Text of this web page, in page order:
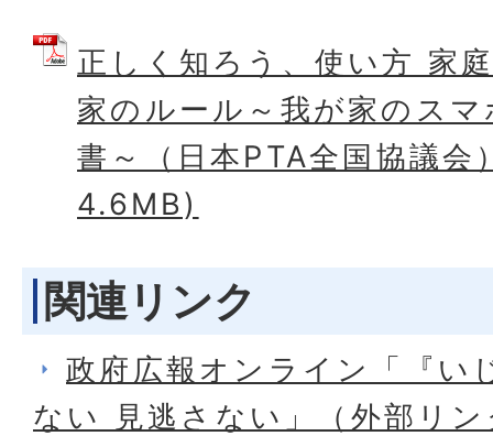
正しく知ろう、使い方 家
家のルール～我が家のス
書～（日本PTA全国協議
4.6MB)
関連リンク
政府広報オンライン「『い
ない 見逃さない」（外部リ